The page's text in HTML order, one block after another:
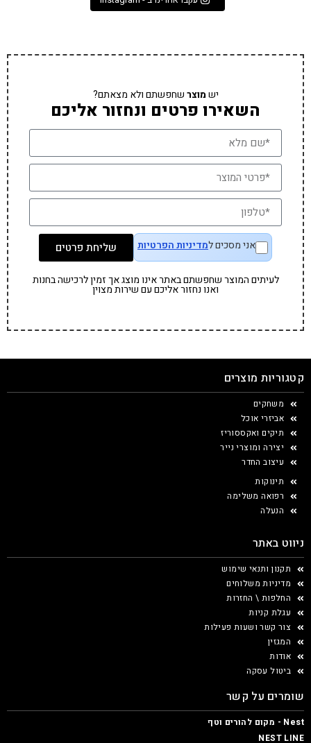
ישמוצרשחפשתם ולא מצאתם?
השאירו פרטים ונחזור אליכם
אני מסכים למדיניות הפרטיות שליחת פרטים
לעיתים המוצר שחפשתם באתר אינו מוצג אך זמין לרכישה בחנות
ואנו נחזור אליכם עם שירות מצוין
קטגוריות מוצרים
משחקים
אביזרי אוכל
תיקים ואקססוריז
יצירה ומוצרי נייר
עיצוב החדר
תינוקות
רפואה משלימה
הנעלה
ניווט באתר
תקנון ותנאי שימוש
מדיניות משלוחים
החלפות \ החזרות
עגלת קניות
צור קשר ושעות פעילות
המגזין
אודות
ביטול עסקה
שומרים על קשר
Nest - מקום להורים וטף
NEST LINE